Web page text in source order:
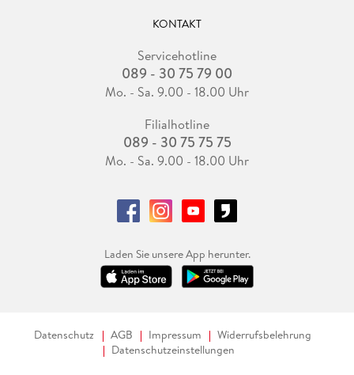
KONTAKT
Servicehotline
089 - 30 75 79 00
Mo. - Sa. 9.00 - 18.00 Uhr
Filialhotline
089 - 30 75 75 75
Mo. - Sa. 9.00 - 18.00 Uhr
Laden Sie unsere App herunter.
Datenschutz AGB Impressum
Widerrufsbelehrung
Datenschutzeinstellungen